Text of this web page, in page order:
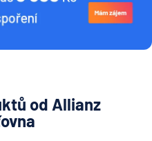
od Allianz